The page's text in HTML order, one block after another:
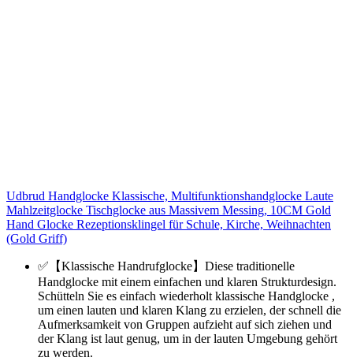
Udbrud Handglocke Klassische, Multifunktionshandglocke Laute
Mahlzeitglocke Tischglocke aus Massivem Messing, 10CM Gold
Hand Glocke Rezeptionsklingel für Schule, Kirche, Weihnachten
(Gold Griff)
✅【Klassische Handrufglocke】Diese traditionelle
Handglocke mit einem einfachen und klaren Strukturdesign.
Schütteln Sie es einfach wiederholt klassische Handglocke ,
um einen lauten und klaren Klang zu erzielen, der schnell die
Aufmerksamkeit von Gruppen aufzieht auf sich ziehen und
der Klang ist laut genug, um in der lauten Umgebung gehört
zu werden.